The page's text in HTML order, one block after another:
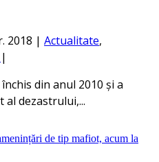
2018 | Actualitate,
|
din anul 2010 și a
dezastrului,...